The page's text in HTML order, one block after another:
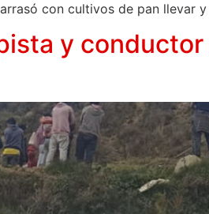
con cultivos de pan llevar
y